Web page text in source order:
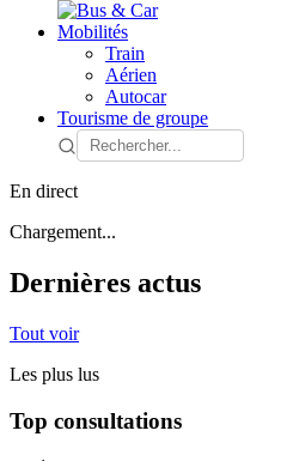
Mobilités
Train
Aérien
Autocar
Tourisme de groupe
En direct
Chargement...
Dernières actus
Tout voir
Les plus lus
Top consultations